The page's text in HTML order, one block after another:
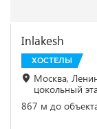
Inlakesh
ХОСТЕЛЫ
Москва,
цокольный
867 м до